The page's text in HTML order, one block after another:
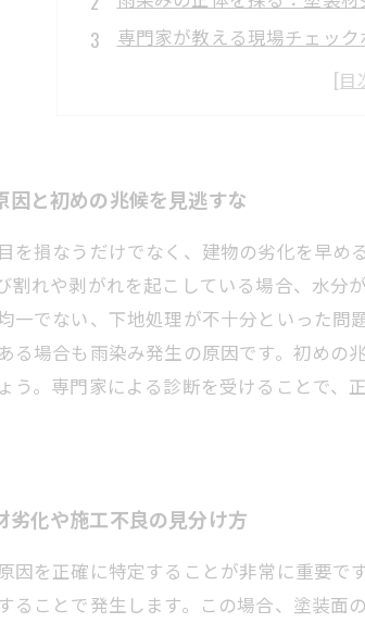
専門家が教える現場チェッ
原因特定後の適切な補修と
雨染みトラブルの予防と解決
と初めの兆候を見逃すな
を損なうだけでなく、建物の劣化を早
割れや剥がれを起こしている場合、水
一でない、下地処理が不十分といった
る場合も雨染み発生の原因です。初め
う。専門家による診断を受けることで
化や施工不良の見分け方
因を正確に特定することが非常に重要
ることで発生します。この場合、塗装